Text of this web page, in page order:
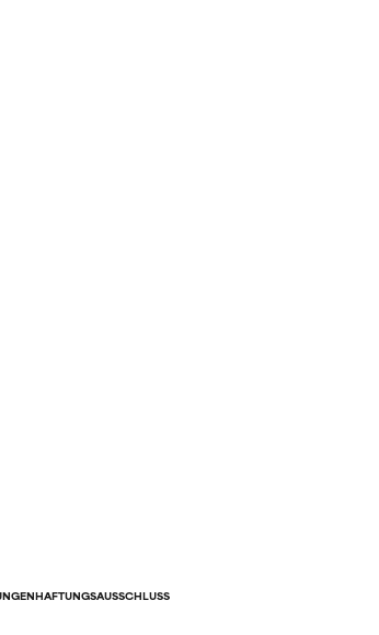
HAFTUNGSAUSSCHLUSS